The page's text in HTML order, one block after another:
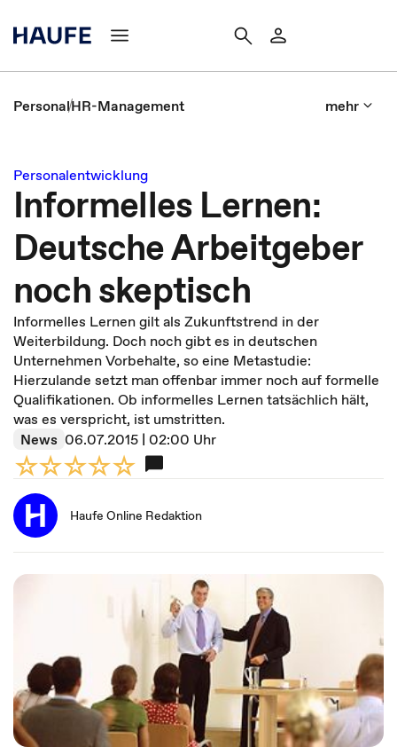
PersonalHR-Management mehr
Personalentwicklung
Informelles Lernen:
Deutsche Arbeitgeber
noch skeptisch
Informelles Lernen gilt als Zukunftstrend in der
Weiterbildung. Doch noch gibt es in deutschen
Unternehmen Vorbehalte, so eine Metastudie:
Hierzulande setzt man offenbar immer noch auf formelle
Qualifikationen. Ob informelles Lernen tatsächlich hält,
was es verspricht, ist umstritten.
News 06.07.2015 | 02:00 Uhr
Haufe Online Redaktion